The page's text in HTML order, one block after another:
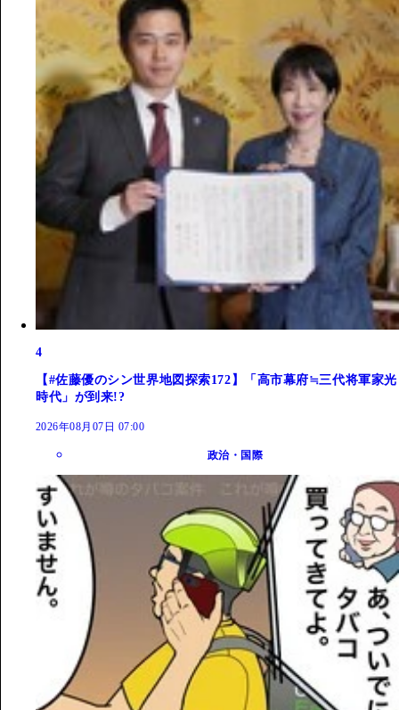
4
【#佐藤優のシン世界地図探索172】「高市幕府≒三代将軍家光
時代」が到来!?
2026年08月07日 07:00
政治・国際